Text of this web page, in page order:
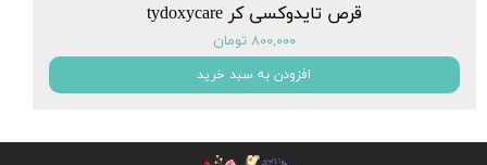
قرص تایدوکسی کر tydoxycare
۸۰۰,۰۰۰ تومان
افزودن به سبد خرید